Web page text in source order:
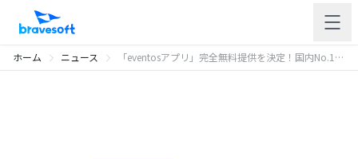
ホーム ニュース 「eventosアプリ」完全無料提供を決定！国内No.1のイベントアプリ×Live配信サービスでイベントを止めるな！